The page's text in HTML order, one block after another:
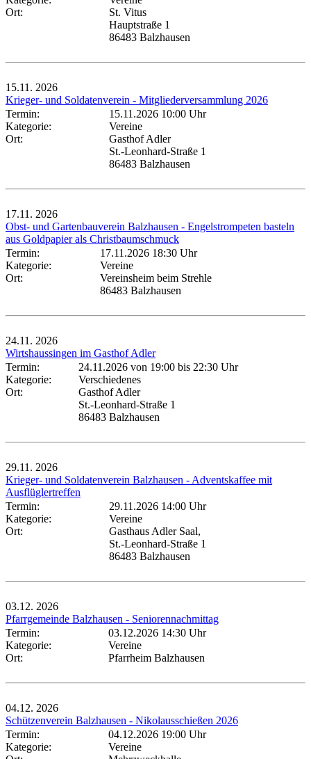
Ort:
St. Vitus
Hauptstraße 1
86483 Balzhausen
15.11. 2026
Krieger- und Soldatenverein - Mitgliederversammlung 2026
Termin:
15.11.2026 10:00 Uhr
Kategorie:
Vereine
Ort:
Gasthof Adler
St.-Leonhard-Straße 1
86483 Balzhausen
17.11. 2026
Obst- und Gartenbauverein Balzhausen - Engelstrompeten basteln
aus Goldpapier als Christbaumschmuck
Termin:
17.11.2026 18:30 Uhr
Kategorie:
Vereine
Ort:
Vereinsheim beim Strehle
86483 Balzhausen
24.11. 2026
Wirtshaussingen im Gasthof Adler
Termin:
24.11.2026 von 19:00 bis 22:30 Uhr
Kategorie:
Verschiedenes
Ort:
Gasthof Adler
St.-Leonhard-Straße 1
86483 Balzhausen
29.11. 2026
Krieger- und Soldatenverein Balzhausen - Adventskaffee mit
Ausflüglertreffen
Termin:
29.11.2026 14:00 Uhr
Kategorie:
Vereine
Ort:
Gasthaus Adler Saal,
St.-Leonhard-Straße 1
86483 Balzhausen
03.12. 2026
Pfarrgemeinde Balzhausen - Seniorennachmittag
Termin:
03.12.2026 14:30 Uhr
Kategorie:
Vereine
Ort:
Pfarrheim Balzhausen
04.12. 2026
Schützenverein Balzhausen - Nikolausschießen 2026
Termin:
04.12.2026 19:00 Uhr
Kategorie:
Vereine